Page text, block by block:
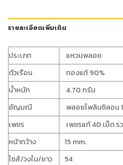
รายละเอียดเพิ่มเติม
ประเภท
แหวนพลอย
ตัวเรือน
ทองแท้ 90%
น้ำหนัก
4.70 กรัม
อัญมณี
พลอยไพลินซิลอน
เพชร
เพชรแท้ 40 เม็ด
หน้ากว้าง
15 mm.
ไซส์/วงใน/ยาว
54